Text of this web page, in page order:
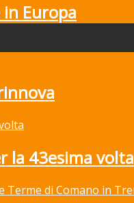
Europa
la 43esima volta